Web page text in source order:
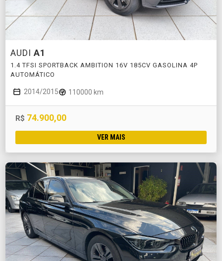
AUDI A1
1.4 TFSI SPORTBACK AMBITION 16V 185CV GASOLINA 4P
AUTOMÁTICO
2014/2015 110000 km
R$ 74.900,00
VER MAIS